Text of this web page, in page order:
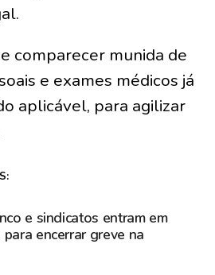
comparecer munida de
e exames médicos já
aplicável, para agilizar
e sindicatos entram em
encerrar greve na